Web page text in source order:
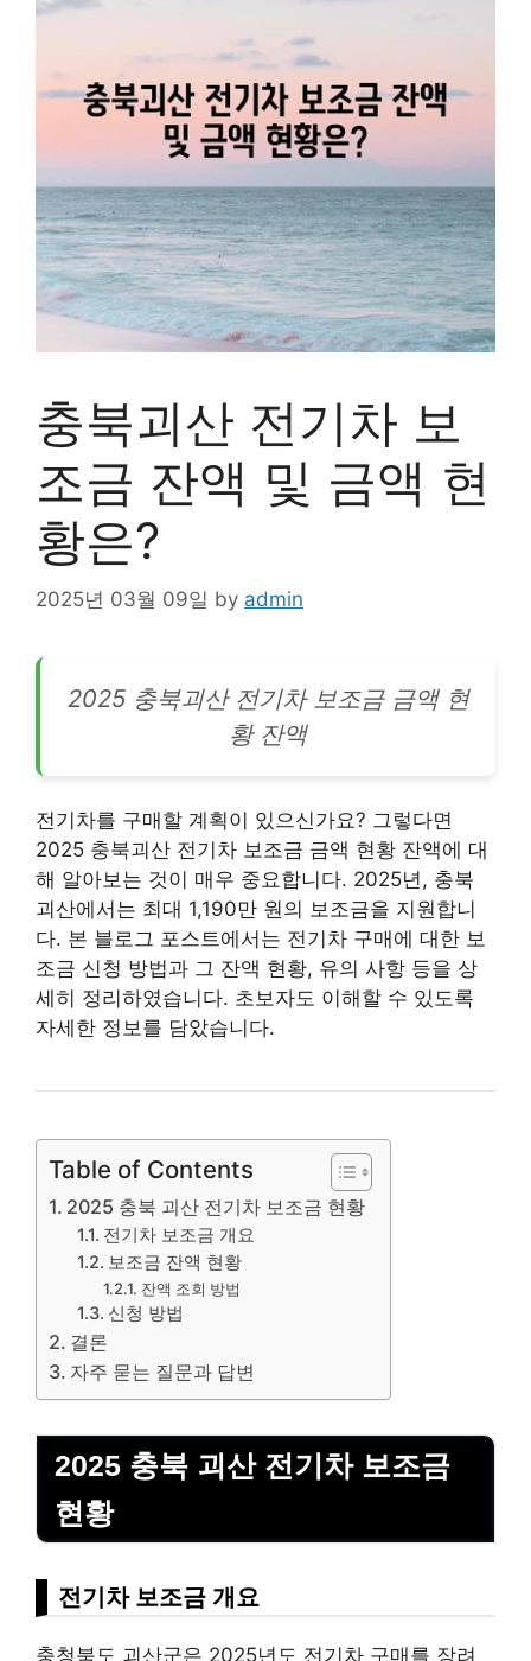
충북괴산 전기차 보
조금 잔액 및 금액 현
황은?
2025년 03월 09일 by admin
2025 충북괴산 전기차보조금 금액 현
황 잔액
전기차를 구매할 계획이 있으신가요? 그렇다면
2025 충북괴산 전기차 보조금 금액 현황 잔액에 대
해 알아보는 것이 매우 중요합니다. 2025년, 충북
괴산에서는 최대 1,190만 원의 보조금을 지원합니
다. 본 블로그 포스트에서는 전기차 구매에 대한 보
조금 신청 방법과 그 잔액 현황, 유의 사항 등을 상
세히 정리하였습니다. 초보자도 이해할 수 있도록
자세한 정보를 담았습니다.
Table of Contents
2025 충북 괴산 전기차 보조금 현황
전기차 보조금 개요
보조금 잔액 현황
잔액 조회 방법
신청 방법
결론
자주 묻는 질문과 답변
2025 충북 괴산 전기차 보조금
현황
전기차 보조금 개요
충청북도 괴산군은 2025년도 전기차 구매를 장려